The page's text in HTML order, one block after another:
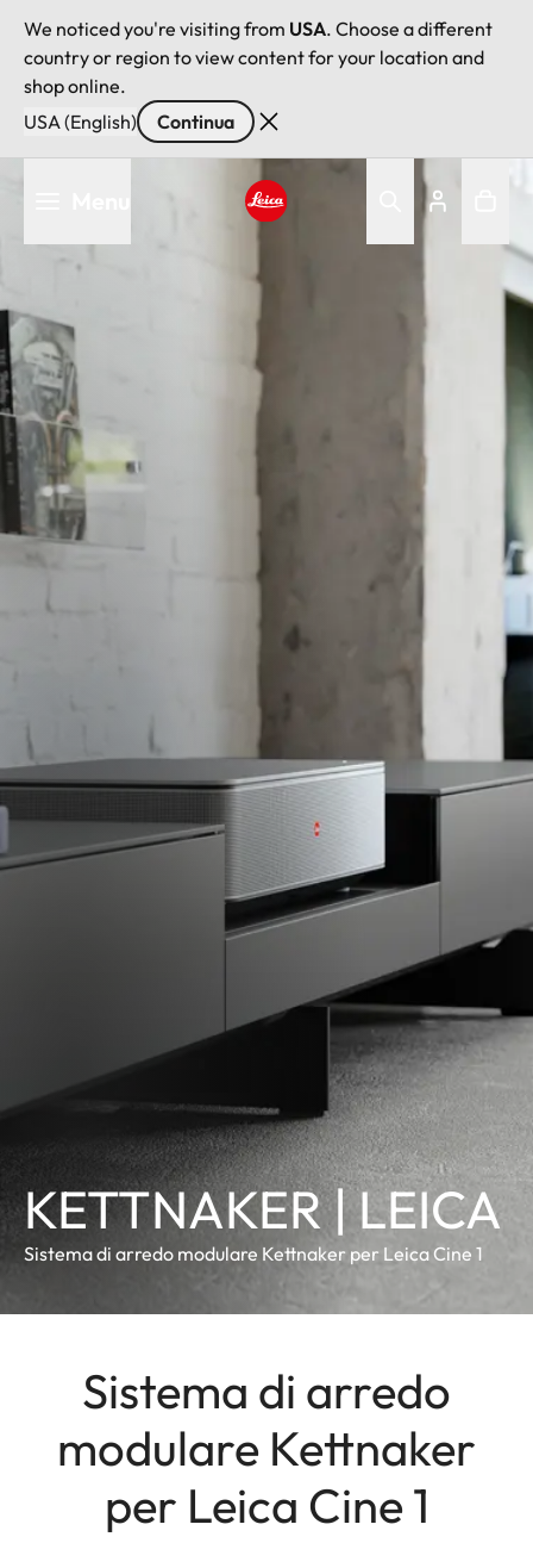
We noticed you're visiting from USA. Choose a different
country or region to view content for your location and
shop online.
USA (English)
Continua
principale
KETTNAKER | LEICA
Sistema di arredo modulare Kettnaker per Leica Cine 1
Sistema di arredo
modulare Kettnaker
per Leica Cine 1